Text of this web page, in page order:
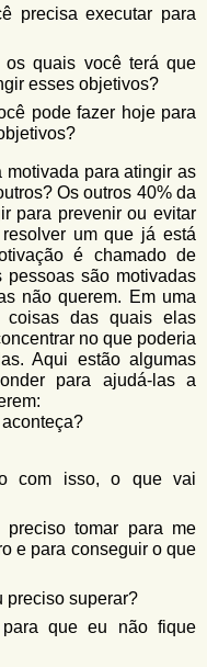
precisa executar para
quais você terá que
esses objetivos?
pode fazer hoje para
motivada para atingir as
Os outros 40% da
para prevenir ou evitar
um que já está
é chamado de
pessoas são motivadas
não querem. Em uma
coisas das quais elas
no que poderia
Aqui estão algumas
para ajudá-las a
com isso, o que vai
tomar para me
e para conseguir o que
preciso superar?
que eu não fique